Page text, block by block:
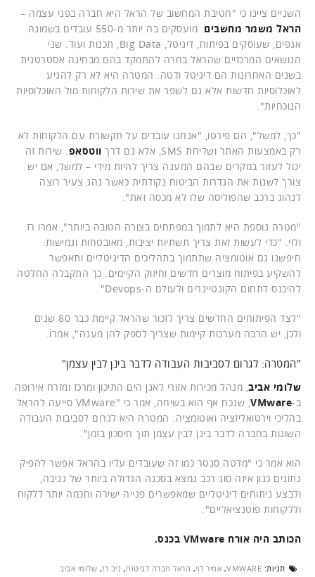
השניים ציינו כי "חטיבת המחשוב של הראל היא חברה בפני עצמה –
הראל משמר מחשבים
. מועסקים בה יותר מ-550 עובדים בשמונה
אגפים, שעוסקים בפיתוח, דיגיטל, Big Data, תכנות ועוד. שני
הנושאים המרכזיים שהראל בחרה להתמקד בהם מבחינה אסטרטגית
בשנים האחרונות הם דיגיטל ודטה. המטרה היא לא רק להגיע
לאוכלוסיות חדשות אלא גם לשפר את שירות הלקוחות מול האוכלוסיות
הנוכחיות".
"כך, למשל", הם פירטו, "אנחנו עובדים על תקשורת עם הלקוחות לא
רק באמצעות האתר ושליחת SMS, אלא גם דרך
ווטסאפ. שירות זה
יכול לעזור במקרים שבהם המענה צריך להיות מידי – למשל, אם יש
צורך לשנות את הגדרות הביטוח נקודתית כאשר נהג צעיר רוצה
לנהוג ברכב שהפוליסה שלו לא מכסה זאת".
"מטרה נוספת היא לתמוך במפתחים בצורה הטובה ביותר", אמרו רז
ולוי. "כדי לעשות זאת צריך תשתיות יציבות, מאובטחות וגמישות.
חיפשנו גם אוטומציה שתתמוך בתהליכים הדיגיטליים ותאפשר
להשקיע בפיתוח מוצרים חדשים וחיזוק הקיימים. כך התקבלה החלטה
להיכנס לתחום הקונטיינרים ולעולם ה-Devops".
"לצד הפיתוחים החדשים צריך לזכור שהראל קיימת כבר 80 שנים
ולכן, יש הרבה מערכות קיימות שצריך לספק להן מענה", אמרו.
"המטרה: לגרום לסביבות העבודה לדבר בינן לבין עצמן"
שלומי אביב, מנהל מכירות אזורי לאגן הים התיכון ומרכז ומזרח אירופה
ב-VMware
, שנכח אף הוא בשיחה, אמר כי "VMware סייעה להראל
בהליכי וירטואליזציה ואוטומציה. המטרה היא לגרום לסביבות העבודה
השונות בחברה לדבר בינן לבין עצמן תוך חיסכון בזמן".
הוא אמר כי "מדטה סנטר כמו זה שעובדים עליו בהראל אפשר להפיק
נתונים כגון איזה סוג רכב נמצא בסכנה הגדולה ביותר של גניבה,
ולבצע ניתוחים דיגיטליים שמאפשרים פנייה ישירה וחכמה יותר ללקוח
וללקוחות פוטנציאליים".
הכותב היה אורח VMware בכנס.
תגיות: VMWARE
, אמיר לוי, הראל חברה לביטוח, ניב רז, שלומי אביב